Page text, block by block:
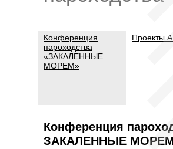
Проекты
Конференция
пароходства
«ЗАКАЛЕННЫЕ
МОРЕМ»
Конференция
ЗАКАЛЕННЫЕ